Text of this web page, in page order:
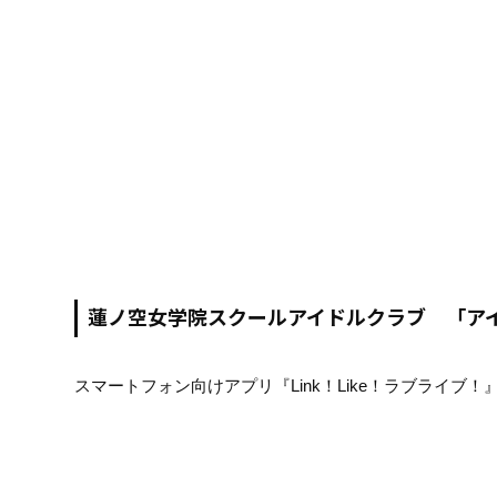
蓮ノ空女学院スクールアイドルクラブ 「ア
スマートフォン向けアプリ『Link！Like！ラブライブ！』